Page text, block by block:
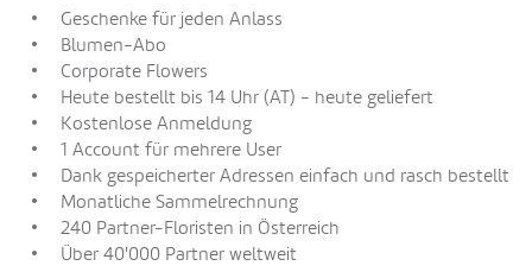
Geschenke für jeden Anlass
Blumen-Abo
Corporate Flowers
Heute bestellt bis 14 Uhr (AT) - heute geliefert
Kostenlose Anmeldung
1 Account für mehrere User
Dank gespeicherter Adressen einfach und rasch bestellt
Monatliche Sammelrechnung
240 Partner-Floristen in Österreich
Über 40'000 Partner weltweit